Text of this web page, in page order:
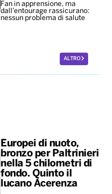
Fan in apprensione, ma
dall'entourage rassicurano:
nessun problema di salute
ALTRO
Europei di nuoto,
bronzo per Paltrinieri
nella 5 chilometri di
fondo. Quinto il
lucano Acerenza